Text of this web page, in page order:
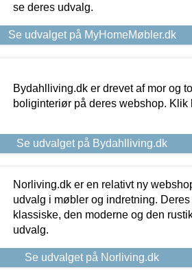
se deres udvalg.
Se udvalget på MyHomeMøbler.dk
Bydahlliving.dk er drevet af mor og
boliginteriør på deres webshop. Klik
Se udvalget på Bydahlliving.dk
Norliving.dk er en relativt ny
udvalg i møbler og indretning.
klassiske, den moderne og den
udvalg.
Se udvalget på Norliving.dk